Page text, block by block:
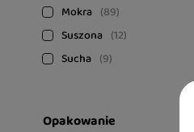
Mokra
89
Suszona
12
Sucha
9
Opakowanie